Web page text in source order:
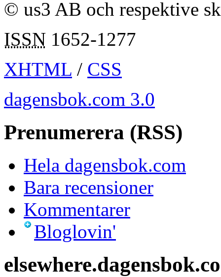
© us3 AB och respektive
ISSN 1652-1277
XHTML / CSS
dagensbok.com 3.0
Prenumerera (RSS)
Hela dagensbok.com
Bara recensioner
Kommentarer
Bloglovin'